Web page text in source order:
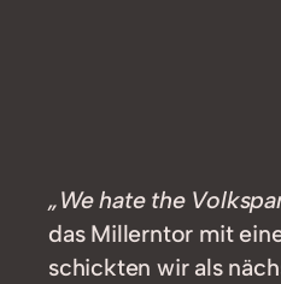
„We hate the
das Millerntor mit
schickten wir als